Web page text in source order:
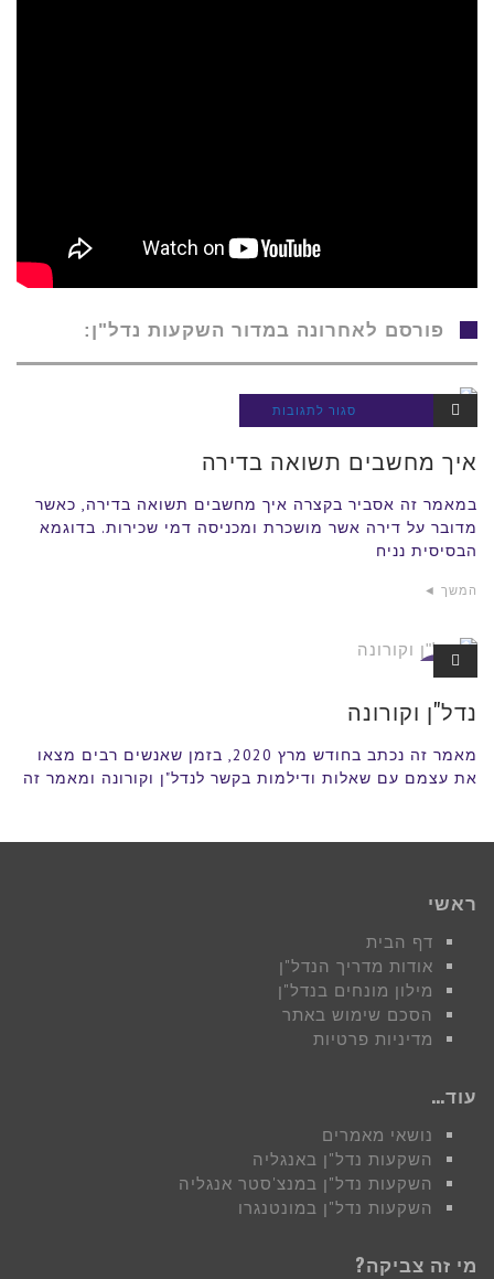
פורסם לאחרונה במדור השקעות נדל"ן:
סגור לתגובות
מחשבים
תשואה
בדירה
איך מחשבים תשואה בדירה
במאמר זה אסביר בקצרה איך מחשבים תשואה בדירה, כאשר
מדובר על דירה אשר מושכרת ומכניסה דמי שכירות. בדוגמא
הבסיסית נניח
המשך ◄
נדל"ן וקורונה
מאמר זה נכתב בחודש מרץ 2020, בזמן שאנשים רבים מצאו
את עצמם עם שאלות ודילמות בקשר לנדל"ן וקורונה ומאמר זה
ראשי
דף הבית
אודות מדריך הנדל"ן
מילון מונחים בנדל"ן
הסכם שימוש באתר
מדיניות פרטיות
עוד…
נושאי מאמרים
השקעות נדל"ן באנגליה
השקעות נדל"ן במנצ'סטר אנגליה
השקעות נדל"ן במונטנגרו
מי זה צביקה?